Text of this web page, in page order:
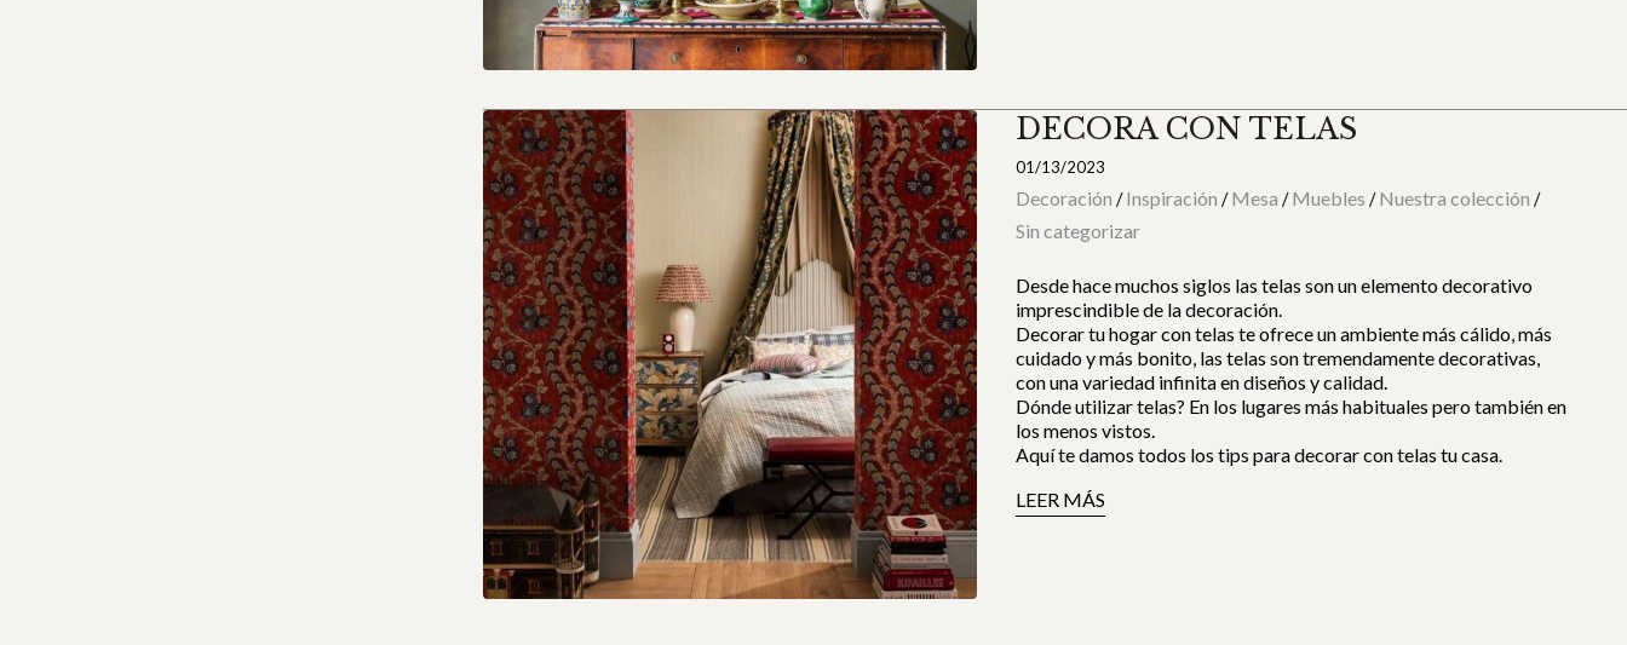
DECORA CON TELAS
01/13/2023
Decoración /Inspiración /Mesa /Muebles /Nuestra colección /
Sin categorizar
Desde hace muchos siglos las telas son un elemento decorativo
imprescindible de la decoración.
Decorar tu hogar con telas te ofrece un ambiente más cálido, más
cuidado y más bonito, las telas son tremendamente decorativas,
con una variedad infinita en diseños y calidad.
Dónde utilizar telas? En los lugares más habituales pero también en
los menos vistos.
Aquí te damos todos los tips para decorar con telas tu casa.
LEER MÁS